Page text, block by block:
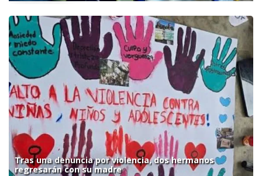
Tras una denuncia por violencia, dos hermanos
regresarán con su madre